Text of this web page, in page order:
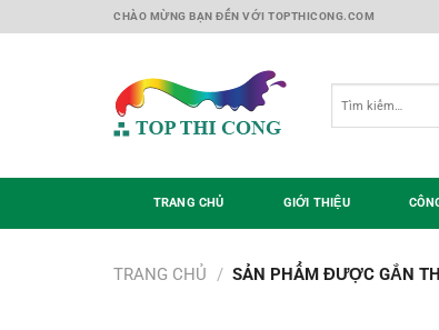
to
CHÀO MỪNG BẠN ĐẾN VỚI TOPTHICONG.COM
kiếm:
TRANG CHỦ GIỚI THIỆU
TRANG CHỦ / SẢN PHẨM ĐƯỢC GẮN